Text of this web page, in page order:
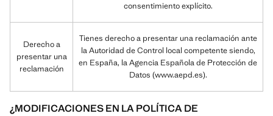
consentimiento explícito.
Derecho a
presentar una
reclamación
Tienes derecho a presentar una reclamación ante
la Autoridad de Control local competente siendo,
en España, la Agencia Española de Protección de
Datos (www.aepd.es).
¿MODIFICACIONES EN LA POLÍTICA DE